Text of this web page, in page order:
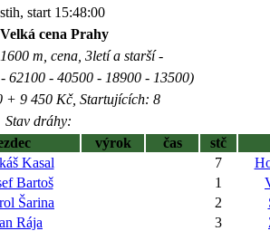
start 15:48:00
cena Prahy
m, cena, 3letí a starší -
62100 - 40500 - 18900 - 13500)
+ 9 450 Kč, Startujících: 8
Stav dráhy:
výrok čas stč
Kasal 7
Bartoš 1
Šarina 2
Rája 3